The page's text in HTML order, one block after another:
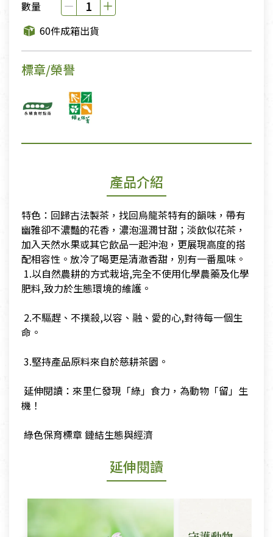
數量
60件成箱出貨
標章/榮譽
產品介紹
特色：回歸古法製茶，找回烏龍茶特有的韻味，帶有
幽雅卻不濃豔的花香，濃泡溫潤甘甜；淡飲似花茶，
加入天然水果或其它飲品一起沖泡，更展現高度的搭
配相容性。放冷了喝更是清澈香甜，別有一番風味。
​ 1.以自然農耕的方式栽培,完全不使用化學農藥及化學
肥料,致力於生態環境的維護。
​ 2.不驅趕、不撲殺,以容、融、愛的心,對待每一個生
命。
​ 3.堅持產品原料來自於慈耕茶園。
​ 延伸閱讀：來里仁發現「綠」食力，為動物「留」生
機！
​ 綠色保育標章 鏈結生態與經濟
延伸閱讀